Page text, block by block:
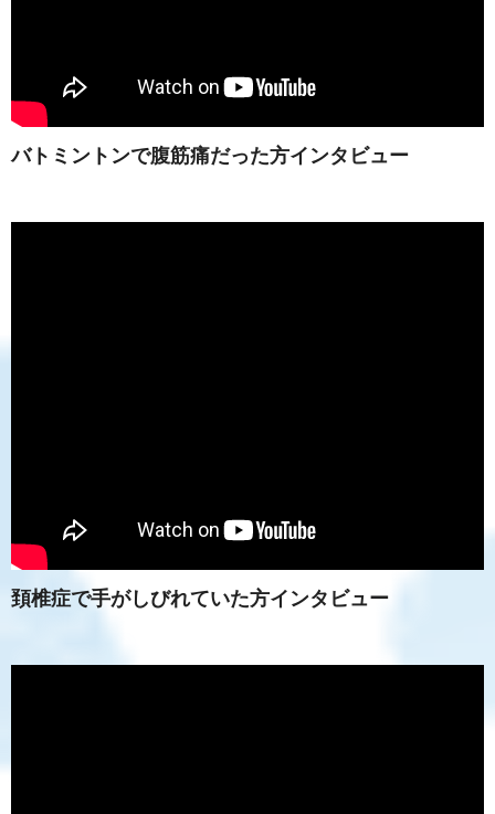
バトミントンで腹筋痛だった方インタビュー
頚椎症で手がしびれていた方インタビュー